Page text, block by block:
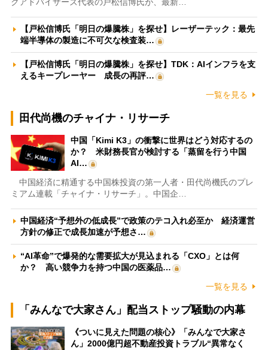
【戸松信博氏「明日の爆騰株」を探せ】レーザーテック：最先
端半導体の製造に不可欠な検査装…
【戸松信博氏「明日の爆騰株」を探せ】TDK：AIインフラを支
えるキープレーヤー 成長の再評…
一覧を見る
田代尚機のチャイナ・リサーチ
中国「Kimi K3」の衝撃に世界はどう対応するの
か？ 米財務長官が検討する「蒸留を行う中国
AI…
中国経済に精通する中国株投資の第一人者・田代尚機氏のプレ
ミアム連載「チャイナ・リサーチ」。中国企…
中国経済“予想外の低成長”で政策のテコ入れ必至か 経済運営
方針の修正で成長加速が予想さ…
“AI革命”で爆発的な需要拡大が見込まれる「CXO」とは何
か？ 高い競争力を持つ中国の医薬品…
一覧を見る
「みんなで大家さん」配当ストップ騒動の内幕
《ついに見えた問題の核心》「みんなで大家さ
ん」2000億円超不動産投資トラブル“異常なく